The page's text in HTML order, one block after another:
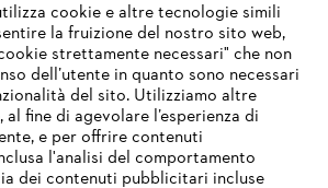
cookie e altre tecnologie simili
la fruizione del nostro sito web,
strettamente necessari" che non
dell’utente in quanto sono necessari
del sito. Utilizziamo altre
fine di agevolare l’esperienza di
e per offrire contenuti
l'analisi del comportamento
dei contenuti pubblicitari incluse